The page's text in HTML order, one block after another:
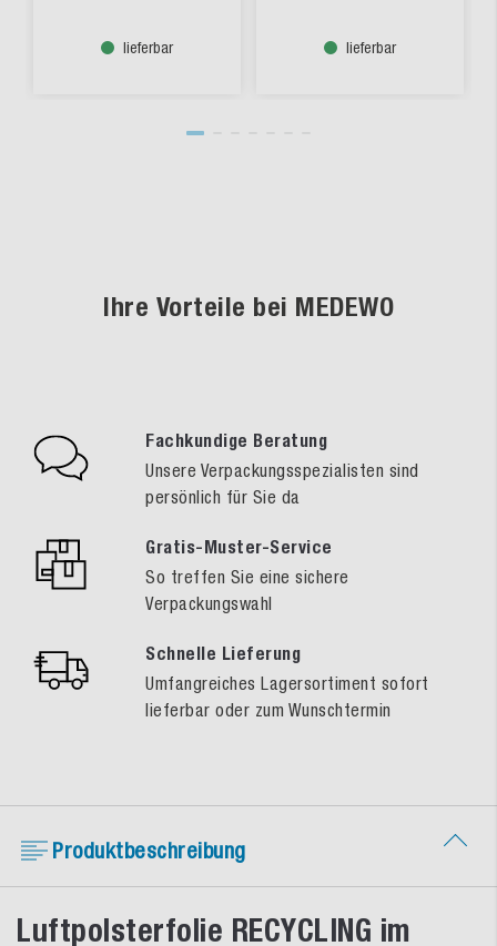
lieferbar lieferbar
Ihre Vorteile bei MEDEWO
Fachkundige Beratung
Unsere Verpackungsspezialisten sind
persönlich für Sie da
Gratis-Muster-Service
So treffen Sie eine sichere
Verpackungswahl
Schnelle Lieferung
Umfangreiches Lagersortiment sofort
lieferbar oder zum Wunschtermin
Produktbeschreibung
Luftpolsterfolie RECYCLING im